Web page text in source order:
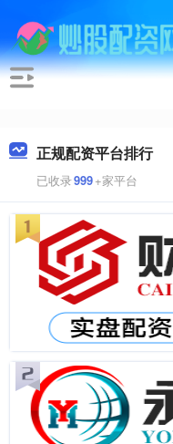
正规配资平台排行
已收录999+家平台